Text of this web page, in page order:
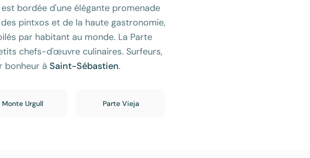
bordée d'une élégante promenade
pintxos et de la haute gastronomie,
par habitant au monde. La Parte
chefs-d'œuvre culinaires. Surfeurs,
bonheur à Saint-Sébastien.
Monte Urgull Parte Vieja